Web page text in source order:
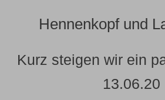
Hennenkopf und
Kurz steigen wir ein
13.06.20